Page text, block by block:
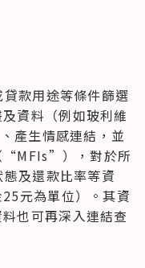
款用途等條件篩選
資料（例如玻利維
產生情感連結，並
“MFIs”），對於所
及還款比率等資
元為單位）。其資
也可再深入連結查